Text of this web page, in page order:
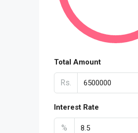
Total Amount
Rs.
Interest Rate
%